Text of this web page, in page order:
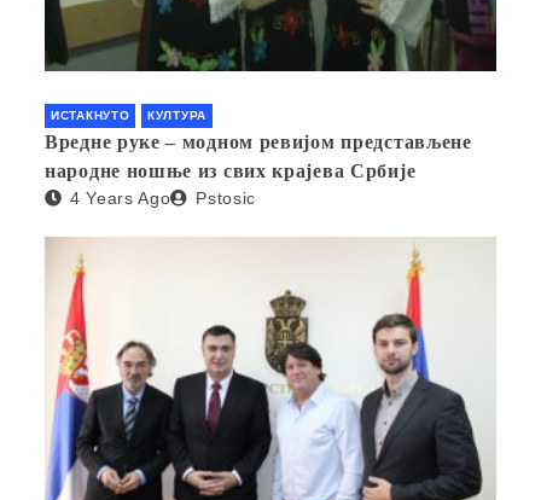
ИСТАКНУТО КУЛТУРА
Вредне руке – модном ревијом представљене
народне ношње из свих крајева Србије
4 Years Ago Pstosic